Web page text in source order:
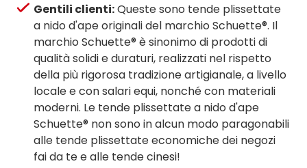
Gentili clienti:Queste sono tende plissettate
a nido d'ape originali del marchio Schuette®. Il
marchio Schuette® è sinonimo di prodotti di
qualità solidi e duraturi, realizzati nel rispetto
della più rigorosa tradizione artigianale, a livello
locale e con salari equi, nonché con materiali
moderni. Le tende plissettate a nido d'ape
Schuette® non sono in alcun modo paragonabili
alle tende plissettate economiche dei negozi
fai da te e alle tende cinesi!